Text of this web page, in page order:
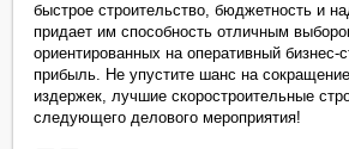
быстрое строительство, бюджетность и
придает им способность отличным
ориентированных на оперативный бизнес-
прибыль. Не упустите шанс на
издержек, лучшие скоростроительные
следующего делового мероприятия!